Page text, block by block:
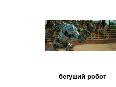
бегущий робот